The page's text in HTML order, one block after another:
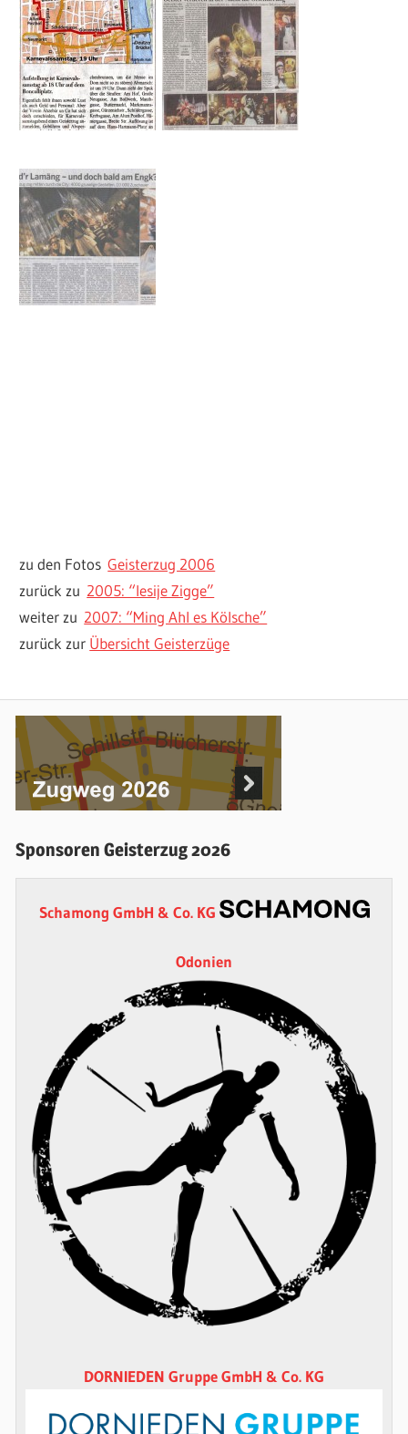
zu den FotosGeisterzug 2006
zurück zu 2005: “Iesije Zigge”
weiter zu 2007: “Ming Ahl es Kölsche”
zurück zur Übersicht Geisterzüge
Sponsoren Geisterzug 2026
Schamong GmbH & Co. KG
Odonien
DORNIEDEN Gruppe GmbH & Co. KG